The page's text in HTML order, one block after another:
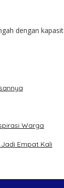
dengan
Warga
Empat Kali